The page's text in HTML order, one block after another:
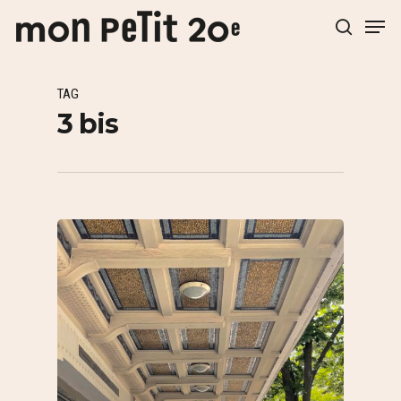
Hit enter to search or ESC to close
TAG
3 bis